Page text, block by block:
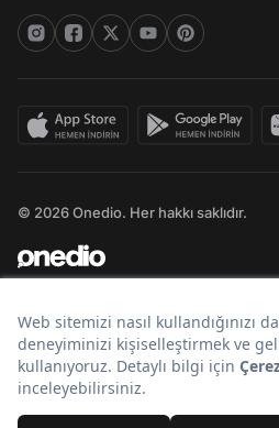
© 2026 Onedio. Her hakkı saklıdır.
Bir markasıdır.